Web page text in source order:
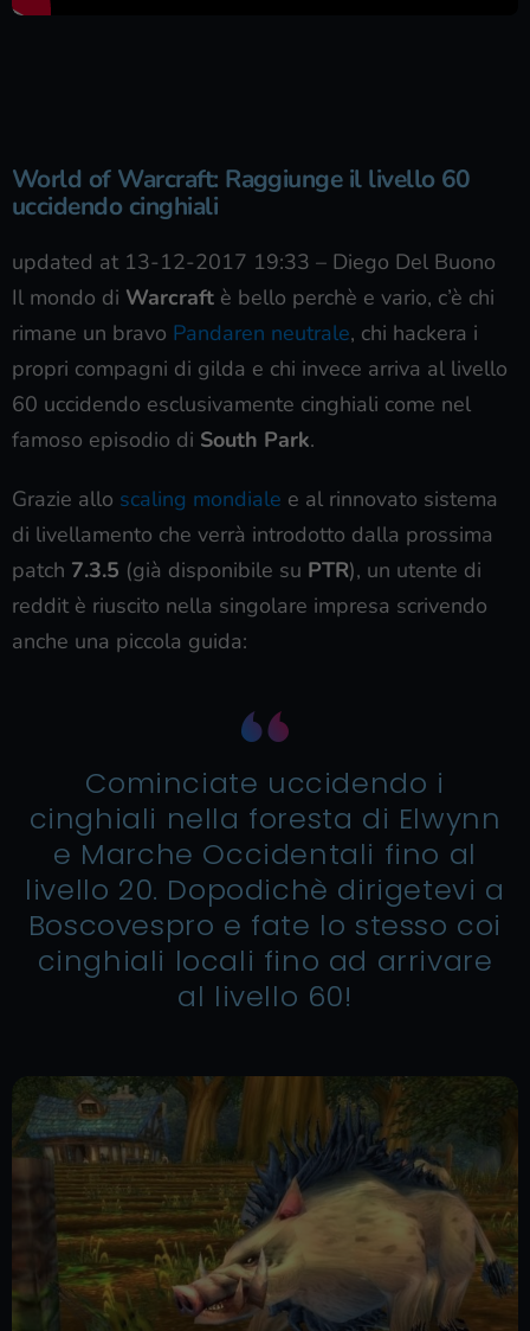
World of Warcraft: Raggiunge il livello 60
uccidendo cinghiali
updated at 13-12-2017 19:33 – Diego Del Buono
Il mondo di Warcraft è bello perchè e vario, c’è chi
rimane un bravo Pandaren neutrale, chi hackera i
propri compagni di gilda e chi invece arriva al livello
60 uccidendo esclusivamente cinghiali come nel
famoso episodio di South Park.
Grazie allo scaling mondiale e al rinnovato sistema
di livellamento che verrà introdotto dalla prossima
patch 7.3.5 (già disponibile su PTR), un utente di
reddit è riuscito nella singolare impresa scrivendo
anche una piccola guida:
Cominciate uccidendo i
cinghiali nella foresta di Elwynn
e Marche Occidentali fino al
livello 20. Dopodichè dirigetevi a
Boscovespro e fate lo stesso coi
cinghiali locali fino ad arrivare
al livello 60!